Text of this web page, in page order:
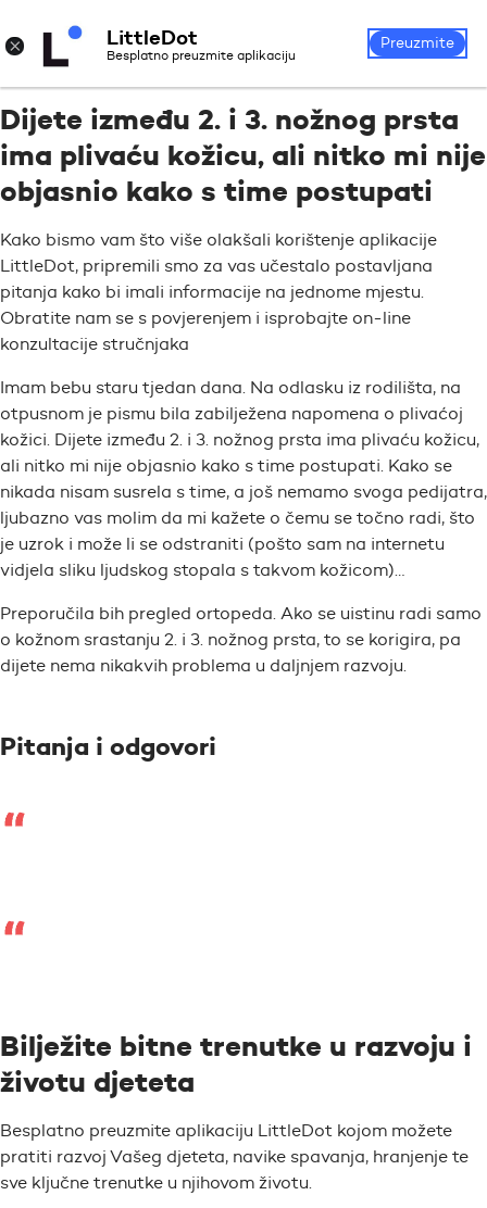
Prijava
Dijete između 2. i 3. nožnog prsta
ima plivaću kožicu, ali nitko mi nije
objasnio kako s time postupati
Kako bismo vam što više olakšali korištenje aplikacije
LittleDot, pripremili smo za vas učestalo postavljana
pitanja kako bi imali informacije na jednome mjestu.
Obratite nam se s povjerenjem i isprobajte on-line
konzultacije stručnjaka
Imam bebu staru tjedan dana. Na odlasku iz rodilišta, na
otpusnom je pismu bila zabilježena napomena o plivaćoj
kožici. Dijete između 2. i 3. nožnog prsta ima plivaću kožicu,
ali nitko mi nije objasnio kako s time postupati. Kako se
nikada nisam susrela s time, a još nemamo svoga pedijatra,
ljubazno vas molim da mi kažete o čemu se točno radi, što
je uzrok i može li se odstraniti (pošto sam na internetu
vidjela sliku ljudskog stopala s takvom kožicom)…
Preporučila bih pregled ortopeda. Ako se uistinu radi samo
o kožnom srastanju 2. i 3. nožnog prsta, to se korigira, pa
dijete nema nikakvih problema u daljnjem razvoju.
Pitanja i odgovori
Bilježite bitne trenutke u razvoju i
životu djeteta
Besplatno preuzmite aplikaciju LittleDot kojom možete
pratiti razvoj Vašeg djeteta, navike spavanja, hranjenje te
sve ključne trenutke u njihovom životu.
× LittleDot
Besplatno preuzmite aplikaciju
Preuzmite